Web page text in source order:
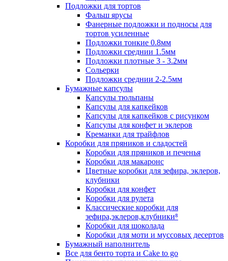
Подложки для тортов
Фальш ярусы
Фанерные подложки и подносы для
тортов усиленные
Подложки тонкие 0.8мм
Подложки среднии 1.5мм
Подложки плотные 3 - 3.2мм
Сольерки
Подложки среднии 2-2.5мм
Бумажные капсулы
Капсулы тюльпаны
Капсулы для капкейков
Капсулы для капкейков с рисунком
Капсулы для конфет и эклеров
Креманки для трайфлов
Коробки для пряников и сладостей
Коробки для пряников и печенья
Коробки для макаронс
Цветные коробки для зефира, эклеров,
клубники
Коробки для конфет
Коробки для рулета
Классические коробки для
зефира,эклеров,клубники⁸
Коробки для шоколада
Коробки для моти и муссовых десертов
Бумажный наполнитель
Все для бенто торта и Cake to go